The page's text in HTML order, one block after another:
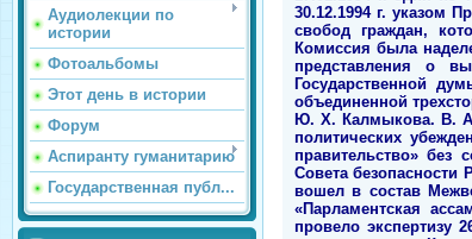
Аудиолекции по
истории
Фотоальбомы
Этот день в истории
Форум
Аспиранту гуманитарию
Государственная публ...